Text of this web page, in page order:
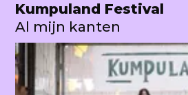
Kumpuland Festival
Al mijn kanten